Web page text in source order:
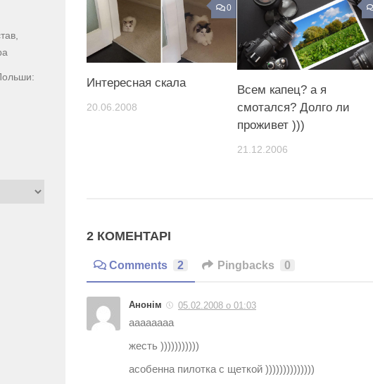
0
Интересная скала
20.06.2008
Всем капец? а я
смотался? Долго ли
проживет )))
21.12.2006
2 КОМЕНТАРІ
Comments 2 Pingbacks 0
Анонім 05.02.2008 о 01:03
аааааааа
жесть )))))))))))
асобенна пилотка с щеткой ))))))))))))))